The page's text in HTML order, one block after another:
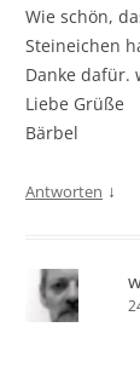
Wie schön,
Steineichen
Danke dafür.
Liebe Grüße
Bärbel
Antworten ↓